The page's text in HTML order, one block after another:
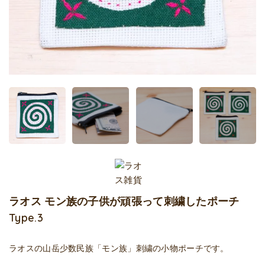
ラオス モン族の子供が頑張って刺繍したポーチ
Type.3
ラオスの山岳少数民族「モン族」刺繍の小物ポーチです。